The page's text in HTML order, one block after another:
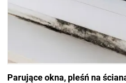
Parujące okna, pleśń na